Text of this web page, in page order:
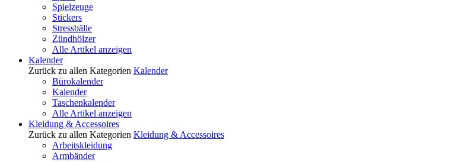
Spielzeuge
Stickers
Stressbälle
Zündhölzer
Alle Artikel anzeigen
Kalender
Zurück zu allen Kategorien Kalender
Bürokalender
Kalender
Taschenkalender
Alle Artikel anzeigen
Kleidung & Accessoires
Zurück zu allen Kategorien Kleidung & Accessoires
Arbeitskleidung
Armbänder